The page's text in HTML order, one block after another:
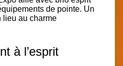
de pointe. Un
lieu au charme
à l’esprit